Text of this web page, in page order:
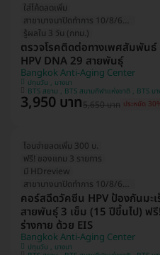
ใส่โค้ดลดเพิ่ม
สาขาบางนาปิดทำการ 10/8/69 (1วัน)
รู้ผลใน 3 วัน (กทม.)
ตรวจโรคติดต่อทางเพศสัมพัน
HPV DNA 29 สายพันธุ์
Bangkok Anti-Aging Center
ปทุมวัน , บางนา
3,950 บาท5,650 บาท ประหยัด
โอนจ่ายลดเพิ่ม 300 บ.
ฟรี! ของแถม 3 รายการ
มี HDreview
สาขาบางนาปิดทำการ 10/8/69 (1วัน)
คอร์สฉีดวัคซีน HPV ป้องกันมะ
สายพันธุ์ 3 เข็ม (15 ปีขึ้นไป) ฟ
ร่างกาย ด้วย EIS
Bangkok Anti-Aging Center
ปทุมวัน , บางนา